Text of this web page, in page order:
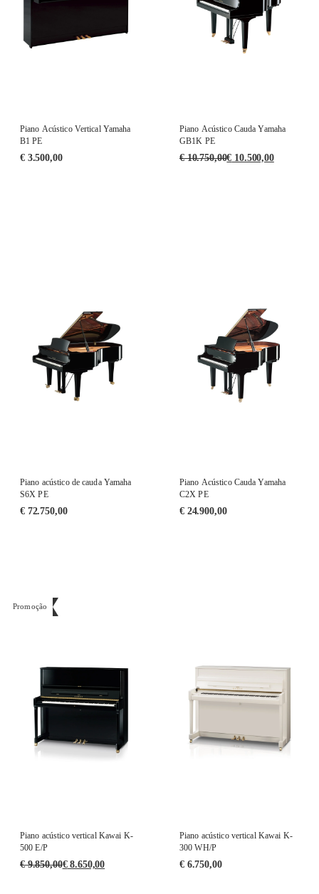
Piano Acústico Vertical Yamaha
B1 PE
€3.500,00
Piano Acústico Cauda Yamaha
GB1K PE
€10.750,00€ 10.500,00
Piano acústico de cauda Yamaha
S6X PE
€72.750,00
Piano Acústico Cauda Yamaha
C2X PE
€24.900,00
Promoção
Piano acústico vertical Kawai K-
500 E/P
€9.850,00€8.650,00
Piano acústico vertical Kawai K-
300 WH/P
€6.750,00